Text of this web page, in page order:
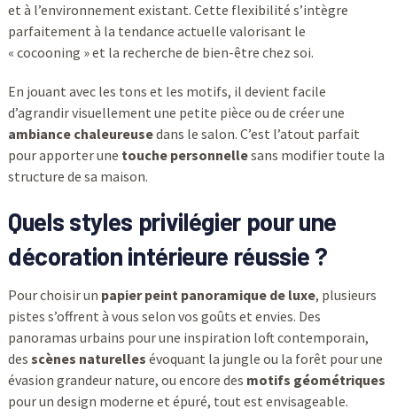
et à l’environnement existant. Cette flexibilité s’intègre
parfaitement à la tendance actuelle valorisant le
« cocooning » et la recherche de bien-être chez soi.
En jouant avec les tons et les motifs, il devient facile
d’agrandir visuellement une petite pièce ou de créer une
ambiance chaleureusedans le salon. C’est l’atout parfait
pour apporter une touche personnellesans modifier toute la
structure de sa maison.
Quels styles privilégier pour une
décoration intérieure réussie ?
Pour choisir un papier peint panoramique de luxe, plusieurs
pistes s’offrent à vous selon vos goûts et envies. Des
panoramas urbains pour une inspiration loft contemporain,
des scènes naturelles évoquant la jungle ou la forêt pour une
évasion grandeur nature, ou encore des motifs géométriques
pour un design moderne et épuré, tout est envisageable.